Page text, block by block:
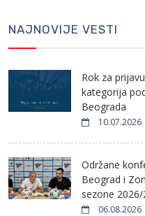
NAJNOVIJE VESTI
Rok za
kategorija
Beograda
10.07.2026
Održane
Beograd i
sezone
06.08.2026